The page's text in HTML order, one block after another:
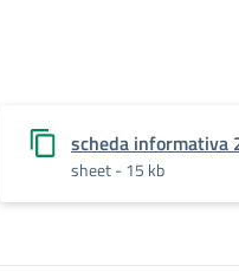
scheda informativa
sheet - 15 kb